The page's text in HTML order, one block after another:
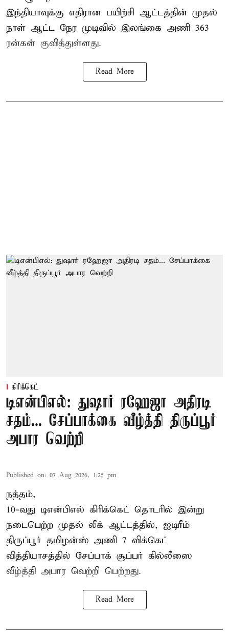
இந்தியாவுக்கு எதிரான பயிற்சி ஆட்டத்தின் முதல்
நாள் ஆட்ட நேர முடிவில் இலங்கை அணி 363
ரன்கள் குவித்துள்ளது.
Read More
கிரிக்கெட்
டிஎன்பிஎல்: துஷார் ரஹேஜா அதிரடி
சதம்... சேப்பாக்கை வீழ்த்தி திருப்பூர்
அபார வெற்றி
Published on: 07 Aug 2026, 1:25 pm
நத்தம்,
10-வது டிஎன்பிஎல் கிரிக்கெட் தொடரில் இன்று
நடைபெற்ற முதல் லீக் ஆட்டத்தில், ஐடிரீம்
திருப்பூர் தமிழன்ஸ் அணி 7 விக்கெட்
வித்தியாசத்தில் சேப்பாக் சூப்பர் கில்லீஸை
வீழ்த்தி அபார வெற்றி பெற்றது.
Read More